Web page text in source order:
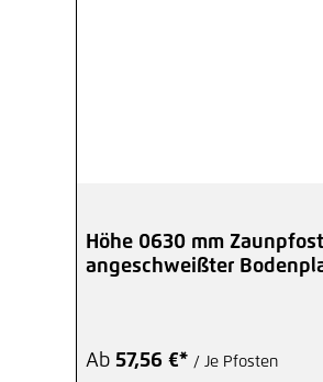
Höhe 0630 mm
angeschweißter
Ab 57,56 €* / Je Pfosten